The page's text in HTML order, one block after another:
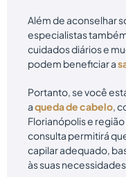
Além de aconselhar
especialistas
cuidados diários e
podem beneficiar a
Portanto, se você
aqueda de cabelo,
Florianópolis e
consulta permitirá
capilar adequado,
às suas